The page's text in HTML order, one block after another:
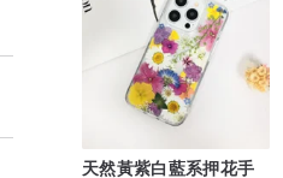
天然黃紫白藍系押花手